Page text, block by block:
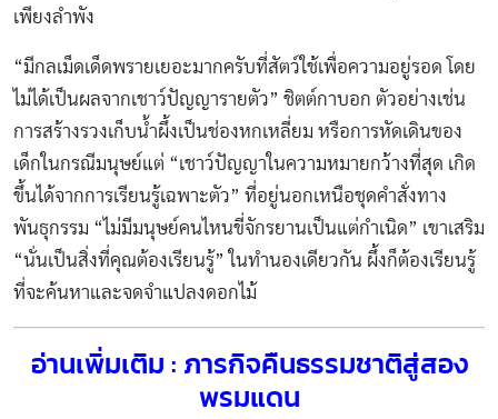
เพียงลำพัง
“มีกลเม็ดเด็ดพรายเยอะมากครับที่สัตว์ใช้เพื่อความอยู่รอด โดย
ไม่ได้เป็นผลจากเชาว์ปัญญารายตัว” ชิตต์กาบอก ตัวอย่างเช่น
การสร้างรวงเก็บน้ำผึ้งเป็นช่องหกเหลี่ยม หรือการหัดเดินของ
เด็กในกรณีมนุษย์แต่ “เชาว์ปัญญาในความหมายกว้างที่สุด เกิด
ขึ้นได้จากการเรียนรู้เฉพาะตัว” ที่อยู่นอกเหนือชุดคำสั่งทาง
พันธุกรรม “ไม่มีมนุษย์คนไหนขี่จักรยานเป็นแต่กำเนิด” เขาเสริม
“นั่นเป็นสิ่งที่คุณต้องเรียนรู้” ในทำนองเดียวกัน ผึ้งก็ต้องเรียนรู้
ที่จะค้นหาและจดจำแปลงดอกไม้
อ่านเพิ่มเติม : ภารกิจคืนธรรมชาติสู่สอง
พรมแดน